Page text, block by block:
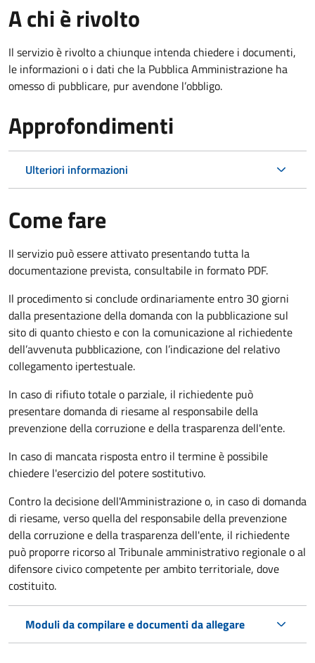
A chi è rivolto
Il servizio è rivolto a chiunque intenda chiedere i documenti,
le informazioni o i dati che la Pubblica Amministrazione ha
omesso di pubblicare, pur avendone l’obbligo.
Approfondimenti
Ulteriori informazioni
Come fare
Il servizio può essere attivato presentando tutta la
documentazione prevista, consultabile in formato PDF.
Il procedimento si conclude ordinariamente entro 30 giorni
dalla presentazione della domanda con la pubblicazione sul
sito di quanto chiesto e con la comunicazione al richiedente
dell’avvenuta pubblicazione, con l’indicazione del relativo
collegamento ipertestuale.
In caso di rifiuto totale o parziale, il richiedente può
presentare domanda di riesame al responsabile della
prevenzione della corruzione e della trasparenza dell'ente.
In caso di mancata risposta entro il termine è possibile
chiedere l'esercizio del potere sostitutivo.
Contro la decisione dell'Amministrazione o, in caso di domanda
di riesame, verso quella del responsabile della prevenzione
della corruzione e della trasparenza dell'ente, il richiedente
può proporre ricorso al Tribunale amministrativo regionale o al
difensore civico competente per ambito territoriale, dove
costituito.
Moduli da compilare e documenti da allegare